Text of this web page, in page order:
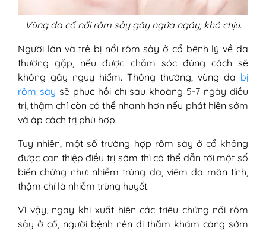
Vùng da cổ nổi rôm sảy gây ngứa ngáy, khó chịu.
Người lớn và trẻ bị nổi rôm sảy ở cổ bệnh lý về da
thường gặp, nếu được chăm sóc đúng cách sẽ
không gây nguy hiểm. Thông thường, vùng da bị
rôm sảy sẽ phục hồi chỉ sau khoảng 5-7 ngày điều
trị, thậm chí còn có thể nhanh hơn nếu phát hiện sớm
và áp cách trị phù hợp.
Tuy nhiên, một số trường hợp rôm sảy ở cổ không
được can thiệp điều trị sớm thì có thể dẫn tới một số
biến chứng như: nhiễm trùng da, viêm da mãn tính,
thậm chí là nhiễm trùng huyết.
Vì vậy, ngay khi xuất hiện các triệu chứng nổi rôm
sảy ở cổ, người bệnh nên đi thăm khám càng sớm